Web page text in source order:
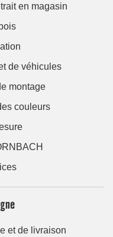
en magasin
de véhicules
montage
couleurs
et de livraison